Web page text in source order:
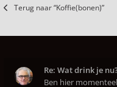
Terug naar “Koffie(bonen)”
Re: Wat drink je
Ben hier